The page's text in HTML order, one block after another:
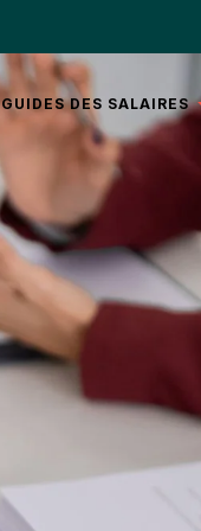
GUIDES DES SALAIRES
REAL
ESTATE
LÉGAL